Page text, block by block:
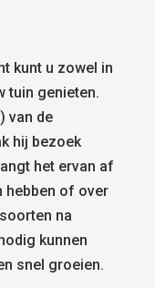
kunt u zowel in
tuin genieten.
van de
hij bezoek
het ervan af
hebben of over
na
kunnen
snel groeien.